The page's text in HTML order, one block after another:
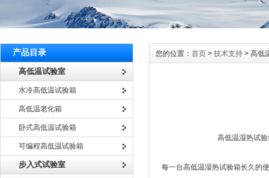
产品目录
高低温试验室
水冷高低温试验箱
高低温老化箱
卧式高低温试验箱
可编程高低温试验箱
步入式试验室
您的位置： 首页 > 技术支持 > 高低
高低温湿热试验箱密封
每一台高低温湿热试验箱长久的